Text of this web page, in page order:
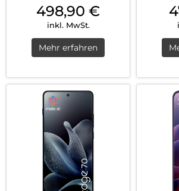
Gadget Gr...
498,90 €
inkl. MwSt.
Mehr erfahren